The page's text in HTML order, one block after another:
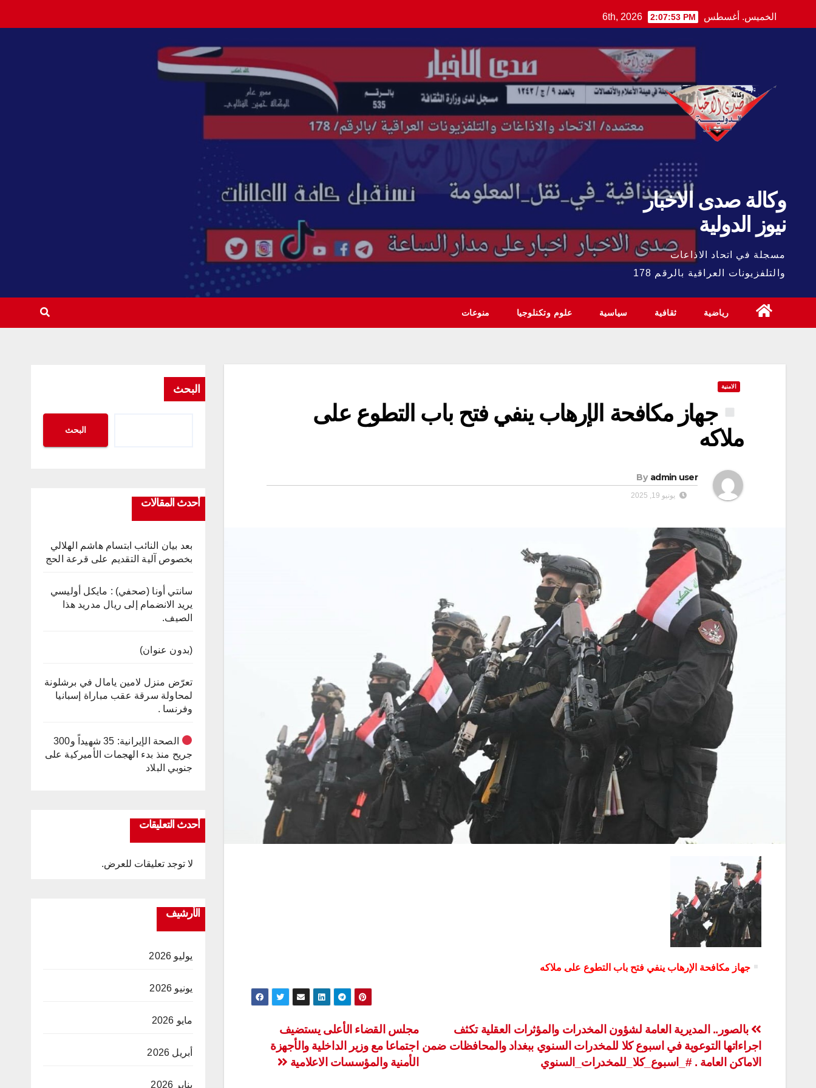
to
الخميس. أغسطس 6th, 2026 2:07:54 PM
وكالة صدى الاخبار
نيوز الدولية
مسجلة في اتحاد الاذاعات
والتلفزيونات العراقية بالرقم 178
رياضية ثقافية سياسية علوم وتكنلوجيا منوعات
الامنية
جهاز مكافحة الإرهاب ينفي فتح باب التطوع على
ملاكه
By admin user
يونيو 19, 2025
جهاز مكافحة الإرهاب ينفي فتح باب التطوع على ملاكه
تصفّح
المقالات
مجلس القضاء الأعلى يستضيف
اجتماعا مع وزير الداخلية والأجهزة
الأمنية والمؤسسات الاعلامية
بالصور.. المديرية العامة لشؤون المخدرات والمؤثرات العقلية تكثف
اجراءاتها التوعوية في اسبوع كلا للمخدرات السنوي ببغداد والمحافظات ضمن
الاماكن العامة . #_اسبوع_كلا_للمخدرات_السنوي
البحث
البحث
أحدث المقالات
بعد بيان النائب ابتسام هاشم الهلالي
بخصوص آلية التقديم على قرعة الحج
سانتي أونا (صحفي) : مايكل أوليسي
يريد الانضمام إلى ريال مدريد هذا
الصيف.
(بدون عنوان)
تعرّض منزل لامين يامال في برشلونة
لمحاولة سرقة عقب مباراة إسبانيا
وفرنسا .
الصحة الإيرانية: 35 شهيداً و300
جريح منذ بدء الهجمات الأميركية على
جنوبي البلاد
أحدث التعليقات
لا توجد تعليقات للعرض.
الأرشيف
يوليو 2026
يونيو 2026
مايو 2026
أبريل 2026
يناير 2026